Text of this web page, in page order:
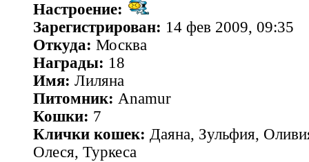
Настроение:
Зарегистрирован: 14 фев 2009, 09:35
Откуда: Москва
Награды: 18
Имя: Лиляна
Питомник: Anamur
Кошки: 7
Клички кошек: Даяна, Зульфия,
Олеся, Туркеса